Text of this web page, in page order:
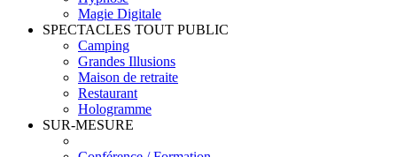
Magie Digitale
SPECTACLES TOUT PUBLIC
Camping
Grandes Illusions
Maison de retraite
Restaurant
Hologramme
SUR-MESURE